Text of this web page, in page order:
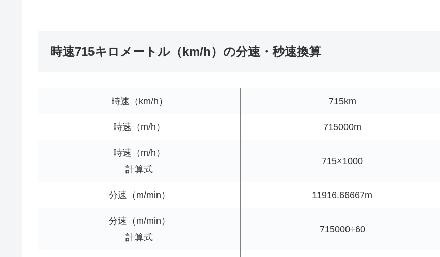
時速715キロメートル（km/h）の分速・秒速換算
時速（km/h） 715km
時速（m/h） 715000m
時速（m/h）
計算式
715×1000
分速（m/min） 11916.66667m
分速（m/min）
計算式
715000÷60